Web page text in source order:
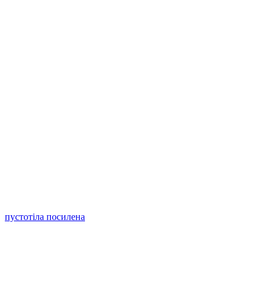
пустотіла посилена